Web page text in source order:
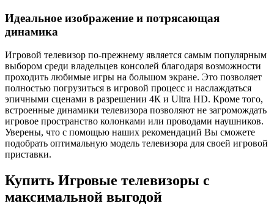
Идеальное изображение и потрясающая
динамика
Игровой телевизор по-прежнему является самым популярным
выбором среди владельцев консолей благодаря возможности
проходить любимые игры на большом экране. Это позволяет
полностью погрузиться в игровой процесс и наслаждаться
эпичными сценами в разрешении 4К и Ultra HD. Кроме того,
встроенные динамики телевизора позволяют не загромождать
игровое пространство колонками или проводами наушников.
Уверены, что с помощью наших рекомендаций Вы сможете
подобрать оптимальную модель телевизора для своей игровой
приставки.
Купить Игровые телевизоры с
максимальной выгодой